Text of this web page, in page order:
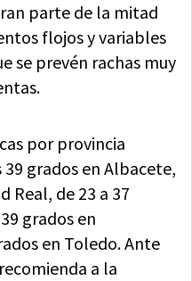
parte de la mitad
flojos y variables
se prevén rachas muy
por provincia
grados en Albacete,
Real, de 23 a 37
grados en
en Toledo. Ante
a la